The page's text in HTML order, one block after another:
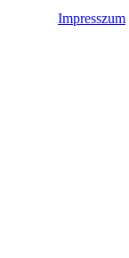
Impresszum